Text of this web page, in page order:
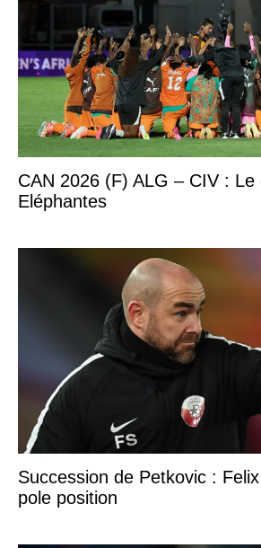
CAN 2026 (F) ALG – CIV :
Eléphantes
Succession de Petkovic :
pole position